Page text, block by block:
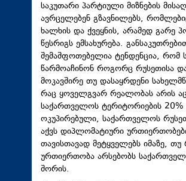
საკუთარი პარტიული მიზნების
ავრცელებენ გზავნილებს,
ხალხის და ქვეყნის, არამედ გარე
წესრიგს ემსახურება.
შემაშფოთებელია ტენდენცია, რომ
წარმოაჩინონ როგორც რუსეთისა
მოკავშირე თუ დასაყრდენი
რაც ყოველგვარ რეალობას არის
საქართველოს ტერიტორიების 20%
ოკუპირებული, საქართველოს
აქვს დიპლომატიური
თავისთავად მეტყველებს იმაზე, თუ
ურთიერთობა არსებობს
შორის.